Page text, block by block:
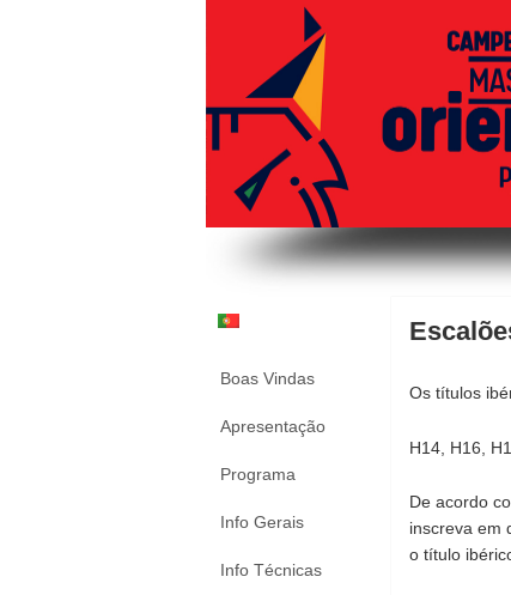
Boas Vindas
Apresentação
Programa
Info Gerais
Info Técnicas
Os títulos
H14, H16,
De acordo
inscreva em
o título